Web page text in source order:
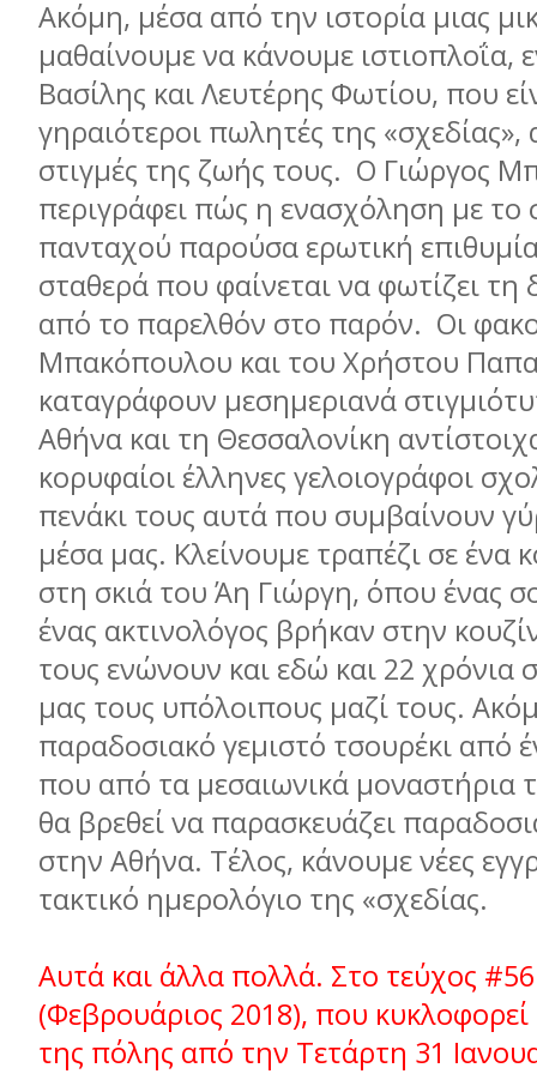
Ακόμη, μέσα από την ιστορία μιας
μαθαίνουμε να κάνουμε ιστιοπλoΐα,
Βασίλης και Λευτέρης Φωτίου, που
γηραιότεροι πωλητές της
στιγμές της ζωής τους. Ο Γιώργος
περιγράφει πώς η ενασχόληση με το
πανταχού παρούσα ερωτική
σταθερά που φαίνεται να φωτίζει τη
από το παρελθόν στο παρόν. Οι
Μπακόπουλου και του Χρήστου
καταγράφουν μεσημεριανά
Αθήνα και τη Θεσσαλονίκη
κορυφαίοι έλληνες γελοιογράφοι
πενάκι τους αυτά που συμβαίνουν
μέσα μας. Κλείνουμε τραπέζι σε ένα
στη σκιά του Άη Γιώργη, όπου ένας
ένας ακτινολόγος βρήκαν στην
τους ενώνουν και εδώ και 22 χρόνια
μας τους υπόλοιπους μαζί τους.
παραδοσιακό γεμιστό τσουρέκι από
που από τα μεσαιωνικά μοναστήρια
θα βρεθεί να παρασκευάζει
στην Αθήνα. Τέλος, κάνουμε νέες
τακτικό ημερολόγιο της «σχεδίας.
Αυτά και άλλα πολλά. Στο τεύχος #56
(Φεβρουάριος 2018), που
της πόλης από την Τετάρτη 31